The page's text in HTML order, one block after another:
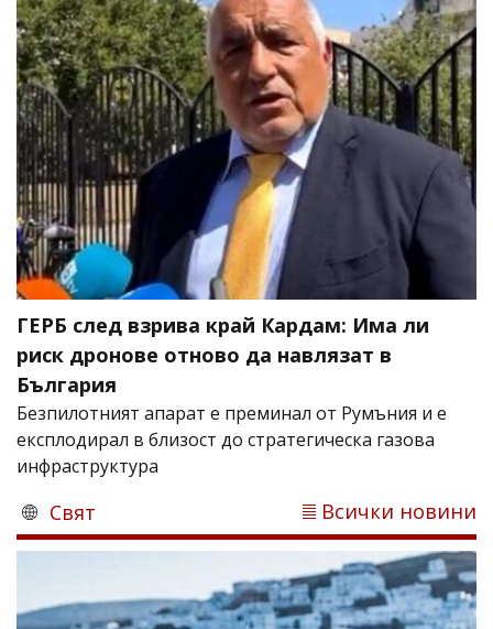
ГЕРБ след взрива край Кардам: Има ли
риск дронове отново да навлязат в
България
Безпилотният апарат е преминал от Румъния и е
експлодирал в близост до стратегическа газова
инфраструктура
Свят Всички новини